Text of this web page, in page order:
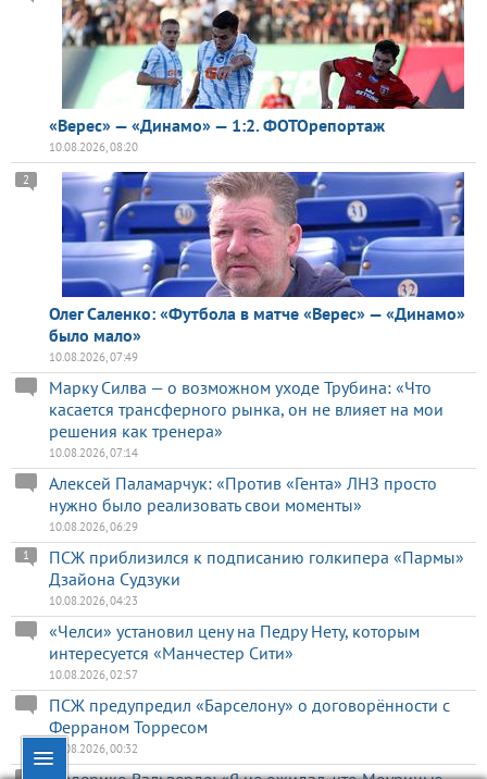
«Верес» — «Динамо» — 1:2. ФОТОрепортаж
10.08.2026, 08:20
Олег Саленко: «Футбола в матче «Верес» — «Динамо»
было мало»
2
10.08.2026, 07:49
Марку Силва — о возможном уходе Трубина: «Что
касается трансферного рынка, он не влияет на мои
решения как тренера»
10.08.2026, 07:14
Алексей Паламарчук: «Против «Гента» ЛНЗ просто
нужно было реализовать свои моменты»
10.08.2026, 06:29
ПСЖ приблизился к подписанию голкипера «Пармы»
Дзайона Судзуки
1
10.08.2026, 04:23
«Челси» установил цену на Педру Нету, которым
интересуется «Манчестер Сити»
10.08.2026, 02:57
ПСЖ предупредил «Барселону» о договорённости с
Ферраном Торресом
10.08.2026, 00:32